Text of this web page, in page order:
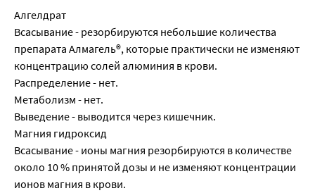
Алгелдрат
Всасывание - резорбируются небольшие количества
препарата Алмагель®, которые практически не изменяют
концентрацию солей алюминия в крови.
Распределение - нет.
Метаболизм - нет.
Выведение - выводится через кишечник.
Магния гидроксид
Всасывание - ионы магния резорбируются в количестве
около 10 % принятой дозы и не изменяют концентрации
ионов магния в крови.